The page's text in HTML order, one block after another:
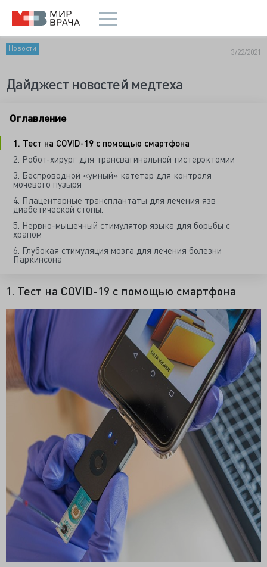
Новости 3/22/2021
Дайджест новостей медтеха
Оглавление
1. Тест на COVID-19 с помощью смартфона
2. Робот-хирург для трансвагинальной гистерэктомии
3. Беспроводной «умный» катетер для контроля
мочевого пузыря
4. Плацентарные трансплантаты для лечения язв
диабетической стопы.
5. Нервно-мышечный стимулятор языка для борьбы с
храпом
6. Глубокая стимуляция мозга для лечения болезни
Паркинсона
1. Тест на COVID-19 с помощью смартфона